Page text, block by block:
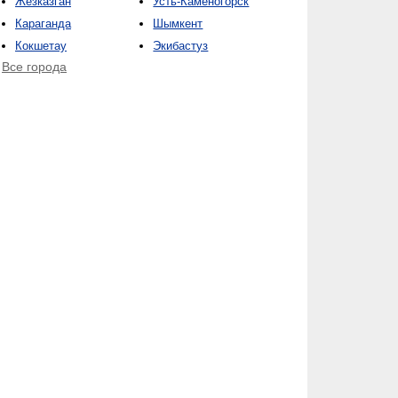
Караганда
Кокшетау
Шымкент
Экибастуз
Все города